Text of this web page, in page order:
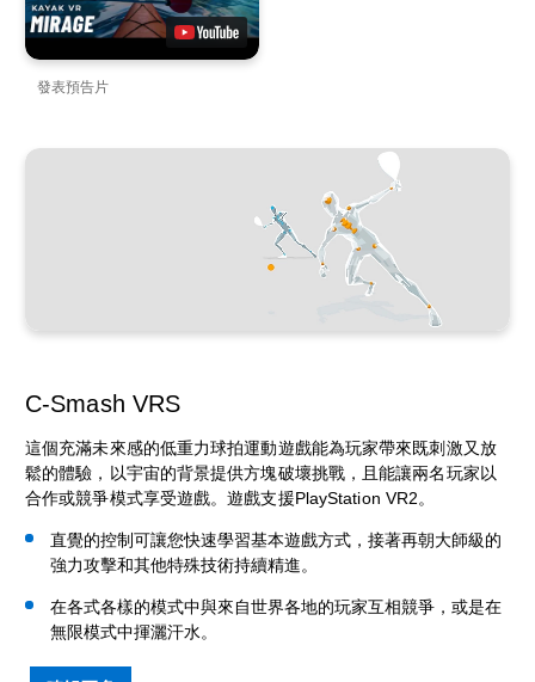
發表預告片
C-Smash VRS
這個充滿未來感的低重力球拍運動遊戲能為玩家帶來既刺激又放
鬆的體驗，以宇宙的背景提供方塊破壞挑戰，且能讓兩名玩家以
合作或競爭模式享受遊戲。遊戲支援PlayStation VR2。
直覺的控制可讓您快速學習基本遊戲方式，接著再朝大師級的
強力攻擊和其他特殊技術持續精進。
在各式各樣的模式中與來自世界各地的玩家互相競爭，或是在
無限模式中揮灑汗水。